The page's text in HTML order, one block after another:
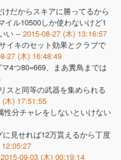
だからスキアに勝ってるから
イル10500しか使わないけど1
い -- 2015-08-27 (木) 13:16:57
イキのセット効果とクラブで
27 (木) 16:48:49
4つ80=669、まあ糞鳥までは
スと同等の武器を集められる
木) 17:51:55
性分チャレをしないといけない
見せれば12万貰えるから丁度
2015-09-03 (木) 00:19:14